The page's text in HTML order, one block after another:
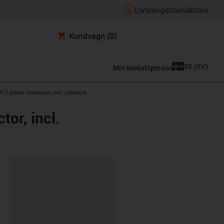
Livslängdsberäknare
Kundvagn (0)
Min kontaktperson SE (SV)
power connector, incl. contacts
incl.